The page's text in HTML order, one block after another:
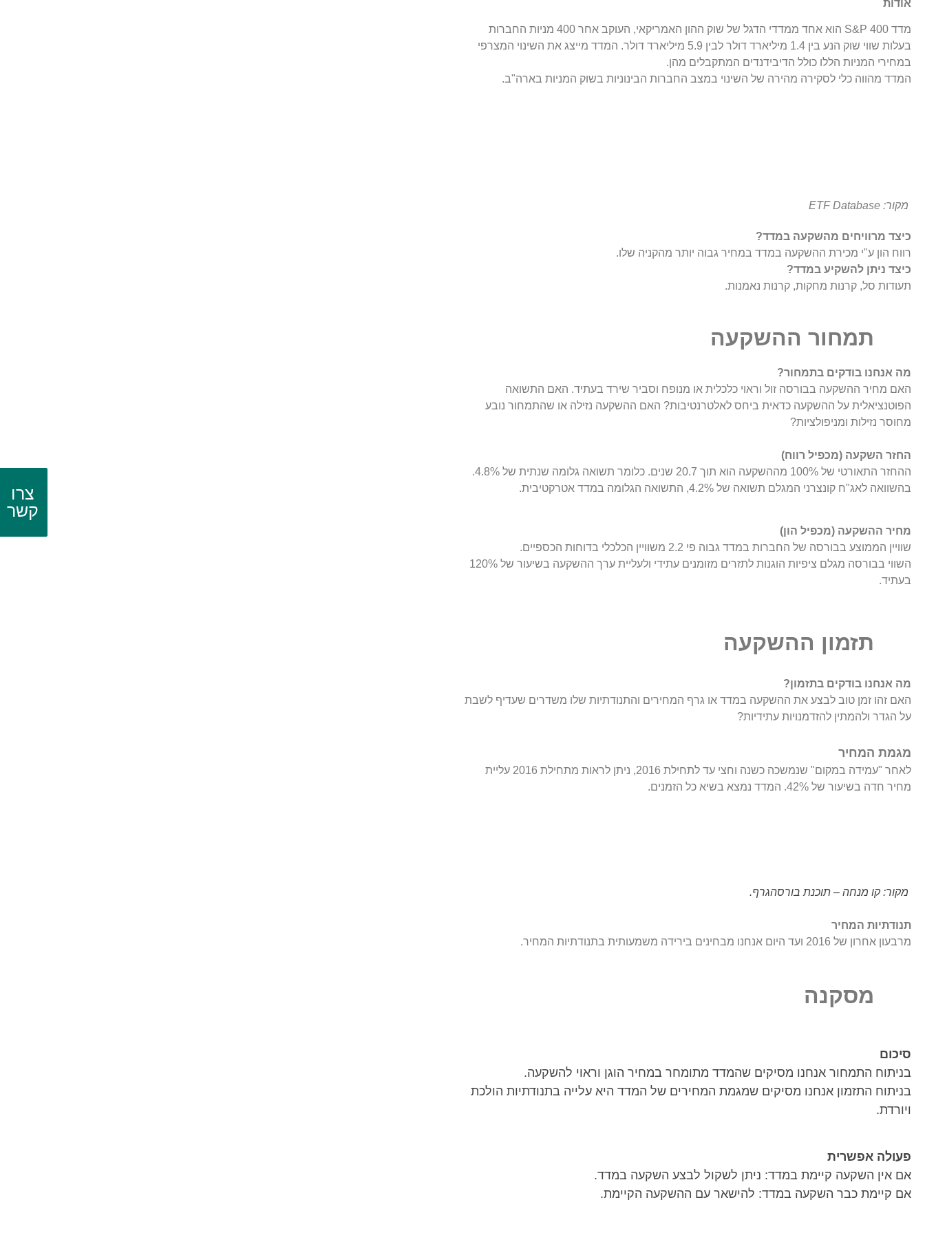
אודות
מדד 400 S&P הוא אחד ממדדי הדגל של שוק ההון האמריקאי, העוקב אחר 400 מניות החברות
בעלות שווי שוק הנע בין 1.4 מיליארד דולר לבין 5.9 מיליארד דולר. המדד מייצג את השינוי המצרפי
במחירי המניות הללו כולל הדיבידנדים המתקבלים מהן.
המדד מהווה כלי לסקירה מהירה של השינוי במצב החברות הבינוניות בשוק המניות בארה"ב.
מקור: ETF Database
כיצד מרוויחים מהשקעה במדד?
רווח הון ע"י מכירת ההשקעה במדד במחיר גבוה יותר מהקניה שלו.
כיצד ניתן להשקיע במדד?
תעודות סל, קרנות מחקות, קרנות נאמנות.
תמחור ההשקעה
מה אנחנו בודקים בתמחור?
האם מחיר ההשקעה בבורסה זול וראוי כלכלית או מנופח וסביר שירד בעתיד. האם התשואה
הפוטנציאלית על ההשקעה כדאית ביחס לאלטרנטיבות? האם ההשקעה נזילה או שהתמחור נובע
מחוסר נזילות ומניפולציות?
החזר השקעה (מכפיל רווח)
ההחזר התאורטי של 100% מההשקעה הוא תוך 20.7 שנים. כלומר תשואה גלומה שנתית של 4.8%.
בהשוואה לאג"ח קונצרני המגלם תשואה של 4.2%, התשואה הגלומה במדד אטרקטיבית.
מחיר ההשקעה (מכפיל הון)
שוויין הממוצע בבורסה של החברות במדד גבוה פי 2.2 משוויין הכלכלי בדוחות הכספיים.
השווי בבורסה מגלם ציפיות הוגנות לתזרים מזומנים עתידי ולעליית ערך ההשקעה בשיעור של 120%
בעתיד.
תזמון ההשקעה
מה אנחנו בודקים בתזמון?
האם זהו זמן טוב לבצע את ההשקעה במדד או גרף המחירים והתנודתיות שלו משדרים שעדיף לשבת
על הגדר ולהמתין להזדמנויות עתידיות?
מגמת המחיר
לאחר "עמידה במקום" שנמשכה כשנה וחצי עד לתחילת 2016, ניתן לראות מתחילת 2016 עליית
מחיר חדה בשיעור של 42%. המדד נמצא בשיא כל הזמנים.
מקור: קו מנחה – תוכנת בורסהגרף.
תנודתיות המחיר
מרבעון אחרון של 2016 ועד היום אנחנו מבחינים בירידה משמעותית בתנודתיות המחיר.
מסקנה
סיכום
בניתוח התמחור אנחנו מסיקים שהמדד מתומחר במחיר הוגן וראוי להשקעה.
בניתוח התזמון אנחנו מסיקים שמגמת המחירים של המדד היא עלייה בתנודתיות הולכת
ויורדת.
פעולה אפשרית
אם אין השקעה קיימת במדד: ניתן לשקול לבצע השקעה במדד.
אם קיימת כבר השקעה במדד: להישאר עם ההשקעה הקיימת.
צרו
קשר